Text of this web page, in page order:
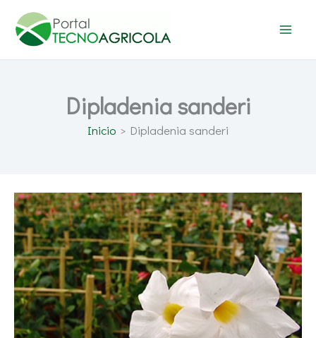
contenido
Dipladenia sanderi
Inicio Dipladenia sanderi
Dipladenia
sanderi